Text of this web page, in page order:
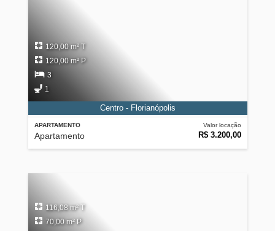
APARTAMENTO
Apartamento
Valor locação
R$ 3.200,00
120,00 m² T
120,00 m² P
3
1
Centro - Florianópolis
116,08 m² T
70,00 m² P